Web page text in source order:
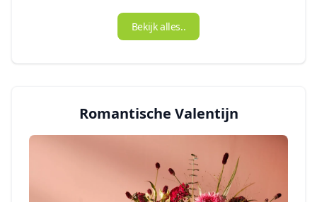
Bekijk alles..
Romantische Valentijn